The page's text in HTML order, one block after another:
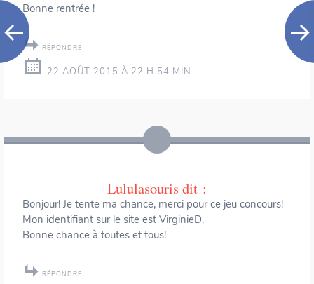
Bonne rentrée !
RÉPONDRE
22 AOÛT 2015 À 22 H 54 MIN
Lululasouris dit :
Bonjour! Je tente ma chance, merci pour ce jeu concours!
Mon identifiant sur le site est VirginieD.
Bonne chance à toutes et tous!
RÉPONDRE